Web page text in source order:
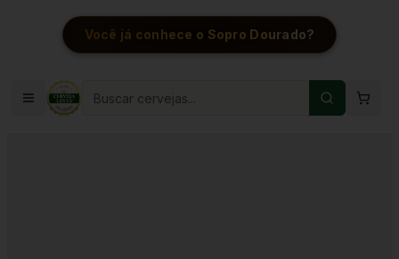
Você já conhece o Sopro Dourado?